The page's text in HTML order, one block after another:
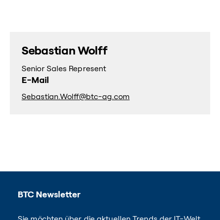
Sebastian Wolff
Senior Sales Represent
E-Mail
Sebastian.Wolff@btc-ag.com
BTC Newsletter